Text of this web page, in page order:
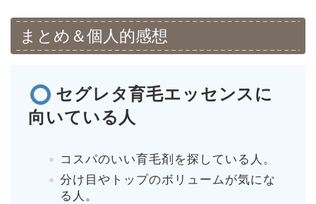
まとめ＆個人的感想
セグレタ育毛エッセンスに
向いている人
コスパのいい育毛剤を探している人。
分け目やトップのボリュームが気にな
る人。